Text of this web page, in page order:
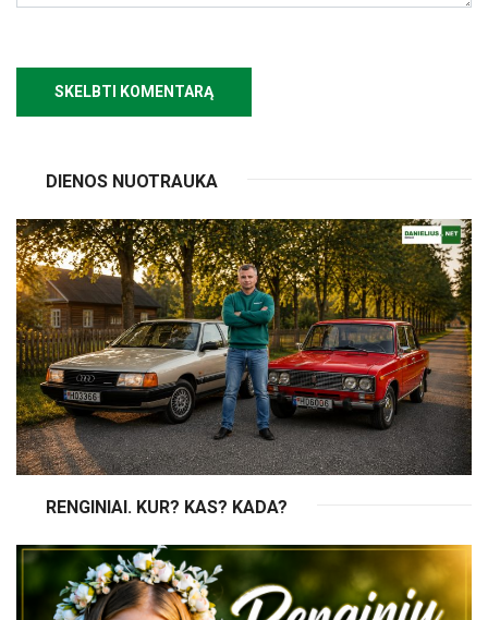
DIENOS NUOTRAUKA
RENGINIAI. KUR? KAS? KADA?